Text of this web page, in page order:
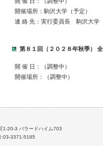
開催場所：駒沢大学（予定）
連 絡 先：実行委員長 駒沢大
第８１回（２０２８年秋季）
開 催 日：（調整中）
開催場所：（調整中）
1-20-3 バラードハイム703
3371-5185